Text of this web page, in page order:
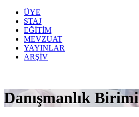
ÜYE
STAJ
EĞİTİM
MEVZUAT
YAYINLAR
ARŞİV
Danışmanlık Birimi